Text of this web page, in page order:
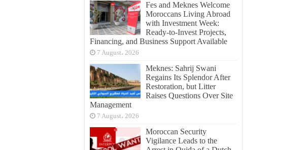
Fes and Meknes Welcome
Moroccans Living Abroad
with Investment Week:
Ready-to-Invest Projects,
Financing, and Business Support Available
7 August، 2026
Meknes: Sahrij Swani
Regains Its Splendor After
Restoration, but Litter
Raises Questions Over Site
Management
7 August، 2026
Moroccan Security
Vigilance Leads to the